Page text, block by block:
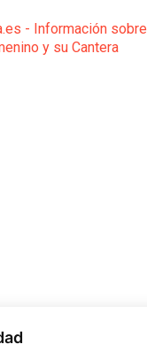
- Información sobre
y su Cantera